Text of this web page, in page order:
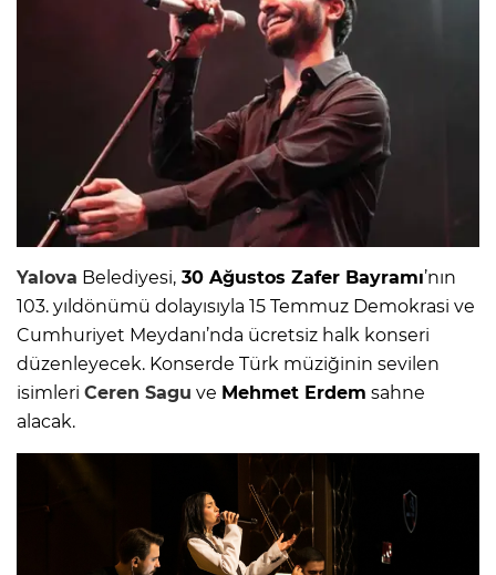
Yalova Belediyesi, 30 Ağustos Zafer Bayramı’nın
103. yıldönümü dolayısıyla 15 Temmuz Demokrasi ve
Cumhuriyet Meydanı’nda ücretsiz halk konseri
düzenleyecek. Konserde Türk müziğinin sevilen
isimleri Ceren Sagu ve Mehmet Erdem sahne
alacak.